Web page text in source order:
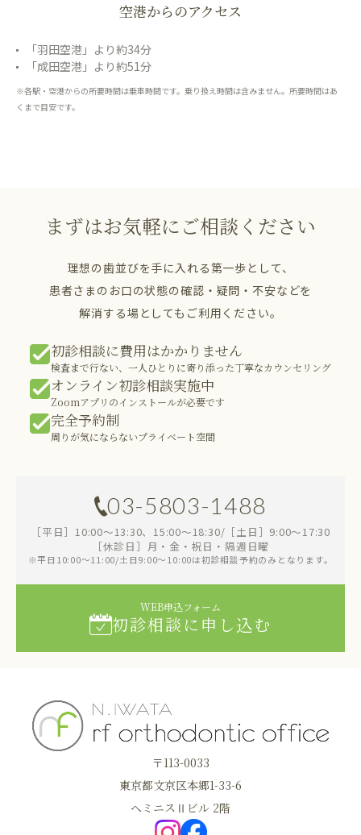
空港からのアクセス
「羽田空港」より約34分
「成田空港」より約51分
※各駅・空港からの所要時間は乗車時間です。乗り換え時間は含みません。所要時間はあ
くまで目安です。
まずはお気軽にご相談ください
理想の歯並びを手に入れる第一歩として、
患者さまのお口の状態の確認・疑問・不安などを
解消する場としてもご利用ください。
初診相談に費用はかかりません
検査まで行ない、一人ひとりに寄り添った丁寧なカウンセリング
オンライン初診相談実施中
Zoomアプリのインストールが必要です
完全予約制
周りが気にならないプライベート空間
03-5803-1488
［平日］10:00～13:30、15:00～18:30/［土日］9:00～17:30
［休診日］月・金・祝日・隔週日曜
※平日10:00～11:00/土日9:00～10:00は初診相談予約のみとなります。
WEB申込フォーム
初診相談に申し込む
〒113-0033
東京都文京区本郷1-33-6
へミニスⅡビル 2階